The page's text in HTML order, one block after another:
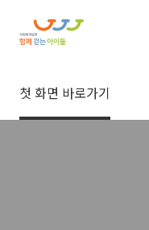
첫 화면 바로가기